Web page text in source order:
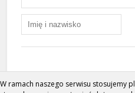
W ramach naszego serwisu stosujemy